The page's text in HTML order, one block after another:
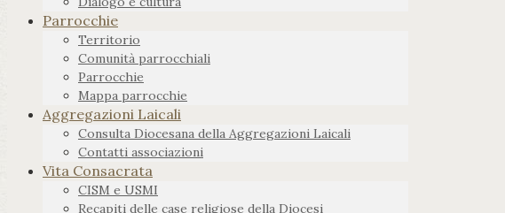
Parrocchie
Territorio
Comunità parrocchiali
Parrocchie
Mappa parrocchie
Aggregazioni Laicali
Consulta Diocesana della Aggregazioni Laicali
Contatti associazioni
Vita Consacrata
CISM e USMI
Recapiti delle case religiose della Diocesi